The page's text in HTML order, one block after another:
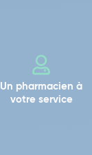
Un pharmacien à
votre service